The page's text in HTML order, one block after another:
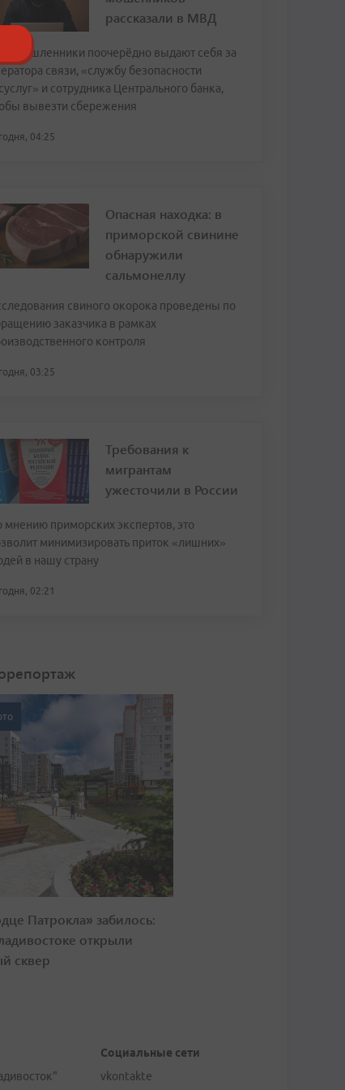
рассказали в МВД
поочерёдно выдают себя за
связи, «службу безопасности
и сотрудника Центрального банка,
вывезти сбережения
04:25
Опасная находка: в
приморской свинине
обнаружили
сальмонеллу
свиного окорока проведены по
заказчика в рамках
контроля
03:25
Требования к
мигрантам
ужесточили в России
мнению приморских экспертов, это
минимизировать приток «лишних»
в нашу страну
02:21
Патрокла» забилось:
открыли
сквер
Социальные сети
vkontakte